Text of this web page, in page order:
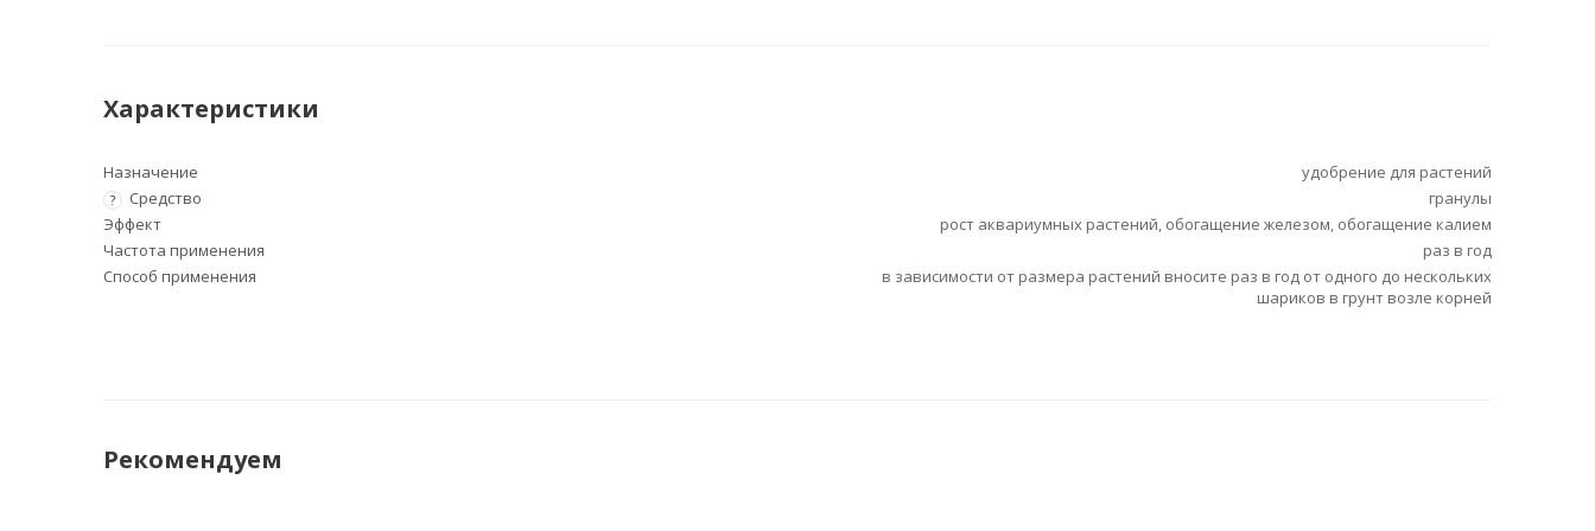
Характеристики
Назначение удобрение для растений
? Средство
гранулы
Эффект
рост аквариумных растений, обогащение железом, обогащение калием
Частота применения
раз в год
Способ применения
в зависимости от размера растений вносите раз в год от одного до нескольких
шариков в грунт возле корней
Рекомендуем